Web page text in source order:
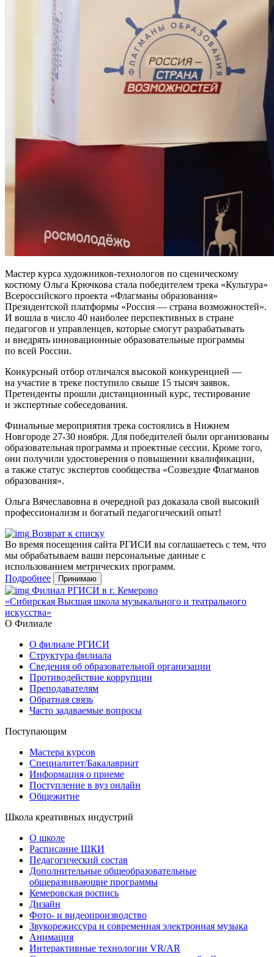
Мастер курса художников-технологов по сценическому
костюму Ольга Крючкова стала победителем трека «Культура»
Всероссийского проекта «Флагманы образования»
Президентской платформы «Россия — страна возможностей».
И вошла в число 40 наиболее перспективных в стране
педагогов и управленцев, которые смогут разрабатывать
и внедрять инновационные образовательные программы
по всей России.
Конкурсный отбор отличался высокой конкуренцией —
на участие в треке поступило свыше 15 тысяч заявок.
Претенденты прошли дистанционный курс, тестирование
и экспертные собеседования.
Финальные мероприятия трека состоялись в Нижнем
Новгороде 27-30 ноября. Для победителей были организованы
образовательная программа и проектные сессии. Кроме того,
они получили удостоверения о повышении квалификации,
а также статус экспертов сообщества «Созвездие Флагманов
образования».
Ольга Вячеславовна в очередной раз доказала свой высокий
профессионализм и богатый педагогический опыт!
Возврат к списку
Во время посещения сайта РГИСИ вы соглашаетесь с тем, что
мы обрабатываем ваши персональные данные с
использованием метрических программ.
Подробнее
Принимаю
Филиал РГИСИ в г. Кемерово
«Сибирская Высшая школа музыкального и театрального
искусства»
О Филиале
О филиале РГИСИ
Структура филиала
Сведения об образовательной организации
Противодействие коррупции
Преподавателям
Обратная связь
Часто задаваемые вопросы
Поступающим
Мастера курсов
Специалитет/Бакалавриат
Информация о приеме
Поступление в вуз онлайн
Общежитие
Школа креативных индустрий
О школе
Расписание ШКИ
Педагогический состав
Дополнительные общеобразовательные
общеразвивающие программы
Кемеровская роспись
Дизайн
Фото- и видеопроизводство
Звукорежиссура и современная электронная музыка
Анимация
Интерактивные технологии VR/AR